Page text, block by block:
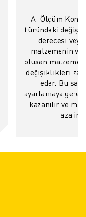
AI Ölçüm
türündeki
derecesi
malzemenin
oluşan malzeme
değişiklikleri
eder. Bu
ayarlamaya
kazanılır ve
aza